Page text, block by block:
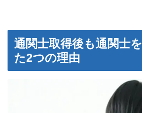
通関士取得後も通関士
た2つの理由